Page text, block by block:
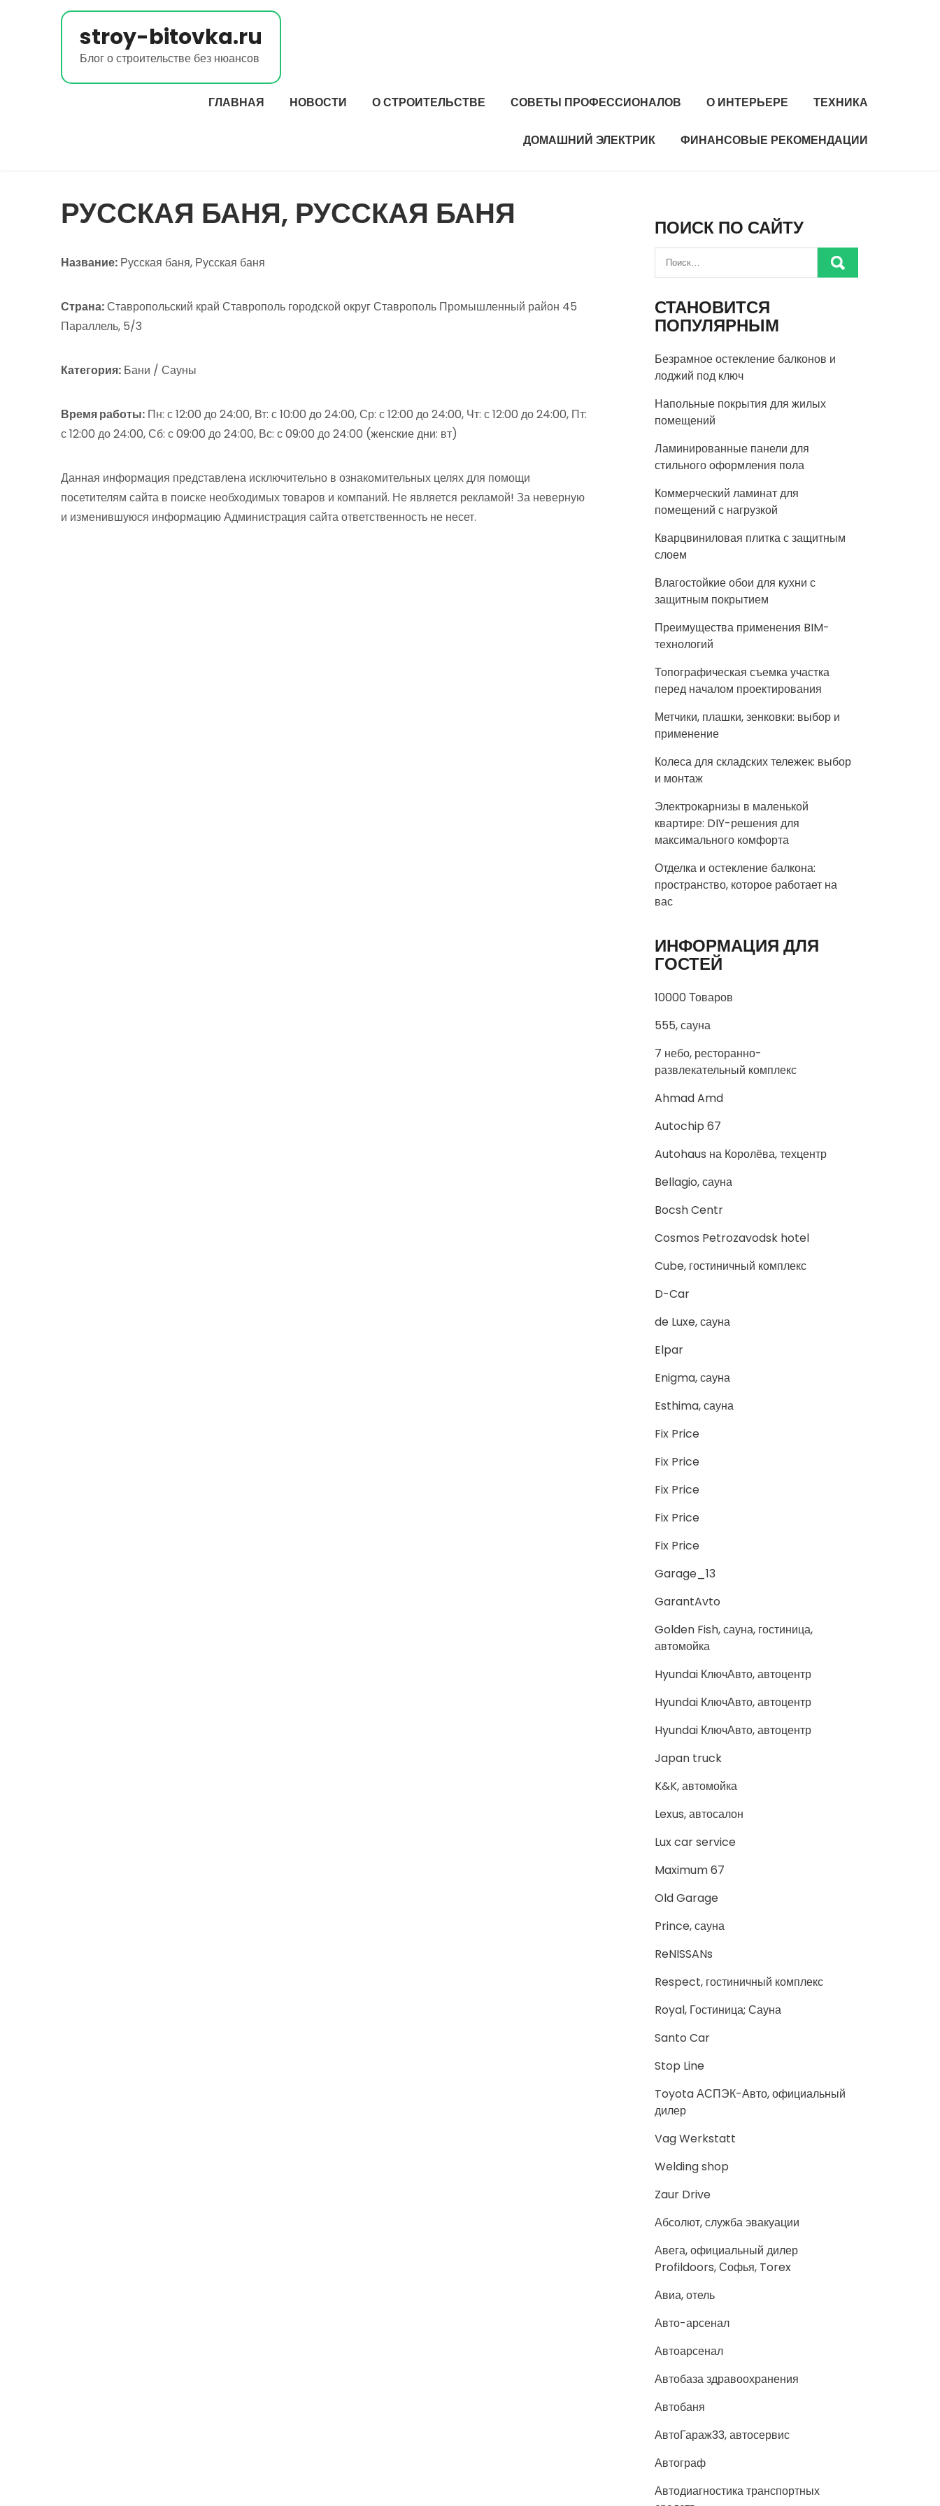
stroy-bitovka.ru
Блог о строительстве без нюансов
ГЛАВНАЯ НОВОСТИ О СТРОИТЕЛЬСТВЕ СОВЕТЫ ПРОФЕССИОНАЛОВ О ИНТЕРЬЕРЕ ТЕХНИКА
ДОМАШНИЙ ЭЛЕКТРИК ФИНАНСОВЫЕ РЕКОМЕНДАЦИИ
РУССКАЯ БАНЯ, РУССКАЯ БАНЯ
Название: Русская баня, Русская баня
Страна:Ставропольский край Ставрополь городской округ Ставрополь Промышленный район 45
Параллель, 5/3
Категория: Бани / Сауны
Время работы: Пн: с 12:00 до 24:00, Вт: с 10:00 до 24:00, Ср: с 12:00 до 24:00, Чт: с 12:00 до 24:00, Пт:
с 12:00 до 24:00, Сб: с 09:00 до 24:00, Вс: с 09:00 до 24:00 (женские дни: вт)
Данная информация представлена исключительно в ознакомительных целях для помощи
посетителям сайта в поиске необходимых товаров и компаний. Не является рекламой! За неверную
и изменившуюся информацию Администрация сайта ответственность не несет.
ПОИСК ПО САЙТУ
СТАНОВИТСЯ
ПОПУЛЯРНЫМ
Безрамное остекление балконов и
лоджий под ключ
Напольные покрытия для жилых
помещений
Ламинированные панели для
стильного оформления пола
Коммерческий ламинат для
помещений с нагрузкой
Кварцвиниловая плитка с защитным
слоем
Влагостойкие обои для кухни с
защитным покрытием
Преимущества применения BIM-
технологий
Топографическая съемка участка
перед началом проектирования
Метчики, плашки, зенковки: выбор и
применение
Колеса для складских тележек: выбор
и монтаж
Электрокарнизы в маленькой
квартире: DIY-решения для
максимального комфорта
Отделка и остекление балкона:
пространство, которое работает на
вас
ИНФОРМАЦИЯ ДЛЯ
ГОСТЕЙ
10000 Товаров
555, сауна
7 небо, ресторанно-
развлекательный комплекс
Ahmad Amd
Autochip 67
Autohaus на Королёва, техцентр
Bellagio, сауна
Bocsh Centr
Cosmos Petrozavodsk hotel
Cube, гостиничный комплекс
D-Car
de Luxe, сауна
Elpar
Enigma, сауна
Esthima, сауна
Fix Price
Fix Price
Fix Price
Fix Price
Fix Price
Garage_13
GarantAvto
Golden Fish, сауна, гостиница,
автомойка
Hyundai КлючАвто, автоцентр
Hyundai КлючАвто, автоцентр
Hyundai КлючАвто, автоцентр
Japan truck
K&K, автомойка
Lexus, автосалон
Lux car service
Maximum 67
Old Garage
Prince, сауна
ReNISSANs
Respect, гостиничный комплекс
Royal, Гостиница; Сауна
Santo Car
Stop Line
Toyota АСПЭК-Авто, официальный
дилер
Vag Werkstatt
Welding shop
Zaur Drive
Абсолют, служба эвакуации
Авега, официальный дилер
Profildoors, Софья, Torex
Авиа, отель
Авто-арсенал
Автоарсенал
Автобаза здравоохранения
Автобаня
АвтоГараж33, автосервис
Автограф
Автодиагностика транспортных